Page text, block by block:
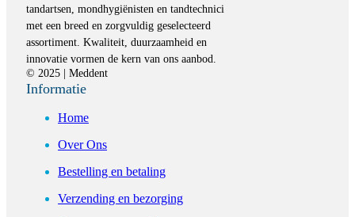
tandartsen, mondhygiënisten en tandtechnici
met een breed en zorgvuldig geselecteerd
assortiment. Kwaliteit, duurzaamheid en
innovatie vormen de kern van ons aanbod.
© 2025 | Meddent
Informatie
Home
Over Ons
Bestelling en betaling
Verzending en bezorging